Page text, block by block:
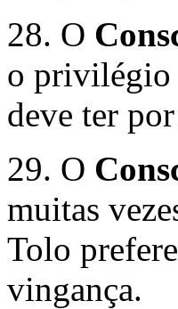
28. O
o privilégio
deve ter
29. O
muitas
Tolo
vingança.